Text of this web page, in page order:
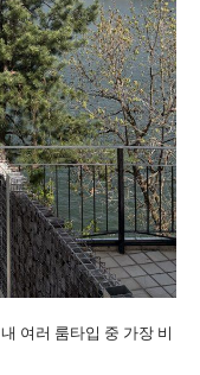
여러 룸타입 중 가장 비